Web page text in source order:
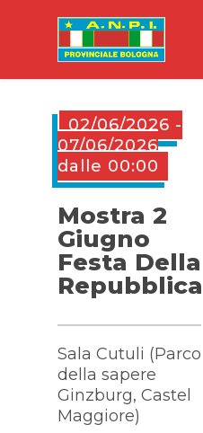
02/06/2026 -
07/06/2026
dalle 00:00
Mostra 2
Giugno
Festa Della
Repubblica
Sala Cutuli (Parco
della sapere
Ginzburg, Castel
Maggiore)